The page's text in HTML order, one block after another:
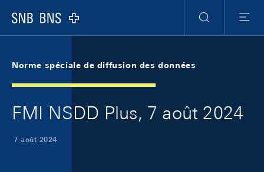
Logo
RechercheMenu
Norme spéciale de diffusion des données
FMI NSDD Plus, 7 août 2024
7 août 2024